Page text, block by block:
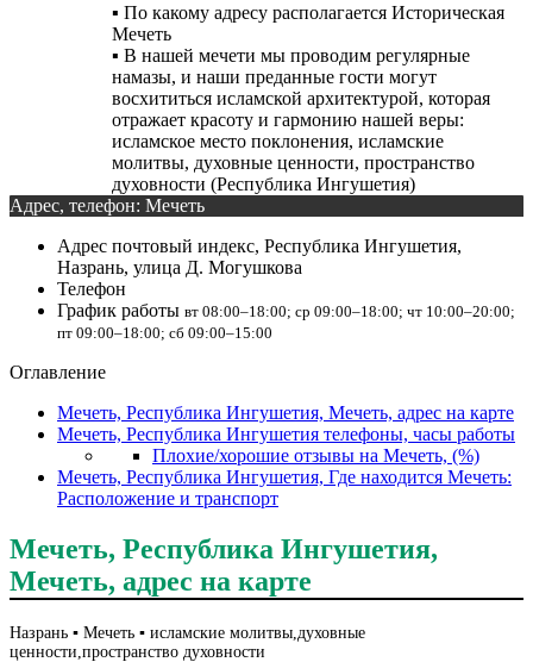
▪️ По какому адресу располагается Историческая
Мечеть
▪️ В нашей мечети мы проводим регулярные
намазы, и наши преданные гости могут
восхититься исламской архитектурой, которая
отражает красоту и гармонию нашей веры:
исламское место поклонения, исламские
молитвы, духовные ценности, пространство
духовности (Республика Ингушетия)
Адрес, телефон: Мечеть
Адрес почтовый индекс, Республика Ингушетия,
Назрань, улица Д. Могушкова
Телефон
График работы вт 08:00–18:00; ср 09:00–18:00; чт 10:00–20:00;
пт 09:00–18:00; сб 09:00–15:00
Оглавление
Мечеть, Республика Ингушетия, Мечеть, адрес на карте
Мечеть, Республика Ингушетия телефоны, часы работы
Плохие/хорошие отзывы на Мечеть, (%)
Мечеть, Республика Ингушетия, Где находится Мечеть:
Расположение и транспорт
Мечеть, Республика Ингушетия,
Мечеть, адрес на карте
Назрань ▪️ Мечеть ▪️ исламские молитвы,духовные
ценности,пространство духовности